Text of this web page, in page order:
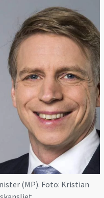
(MP). Foto: Kristian